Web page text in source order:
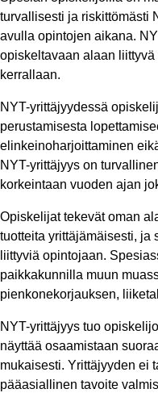
turvallisesti ja riskittömästi
avulla opintojen aikana.
opiskeltavaan alaan
kerrallaan.
NYT-yrittäjyydessä
perustamisesta
elinkeinoharjoittaminen
NYT-yrittäjyys on
korkeintaan vuoden ajan
Opiskelijat tekevät oman
tuotteita yrittäjämäisesti, ja
liittyviä opintojaan.
paikkakunnilla muun
pienkonekorjauksen,
NYT-yrittäjyys tuo
näyttää osaamistaan
mukaisesti. Yrittäjyyden ei
pääasiallinen tavoite